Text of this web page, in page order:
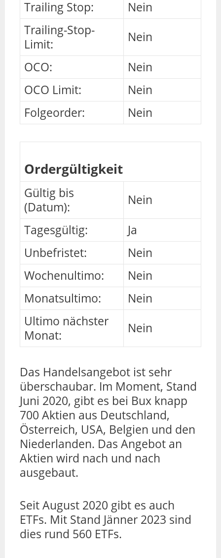
Trailing Stop:
Nein
Trailing-Stop-
Limit:
Nein
OCO:
Nein
OCO Limit:
Nein
Folgeorder:
Nein
Ordergültigkeit
Gültig bis
(Datum):
Nein
Tagesgültig:
Ja
Unbefristet:
Nein
Wochenultimo:
Nein
Monatsultimo:
Nein
Ultimo nächster
Monat:
Nein
Das Handelsangebot ist sehr
überschaubar. Im Moment, Stand
Juni 2020, gibt es bei Bux knapp
700 Aktien aus Deutschland,
Österreich, USA, Belgien und den
Niederlanden. Das Angebot an
Aktien wird nach und nach
ausgebaut.
Seit August 2020 gibt es auch
ETFs. Mit Stand Jänner 2023 sind
dies rund 560 ETFs.